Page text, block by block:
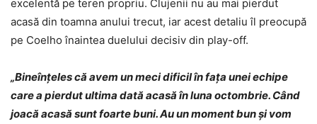
excelentă pe teren propriu. Clujenii nu au mai pierdut
acasă din toamna anului trecut, iar acest detaliu îl preocupă
pe Coelho înaintea duelului decisiv din play-off.
„Bineînțeles că avem un meci dificil în fața unei echipe
care a pierdut ultima dată acasă în luna octombrie. Când
joacă acasă sunt foarte buni. Au un moment bun și vom